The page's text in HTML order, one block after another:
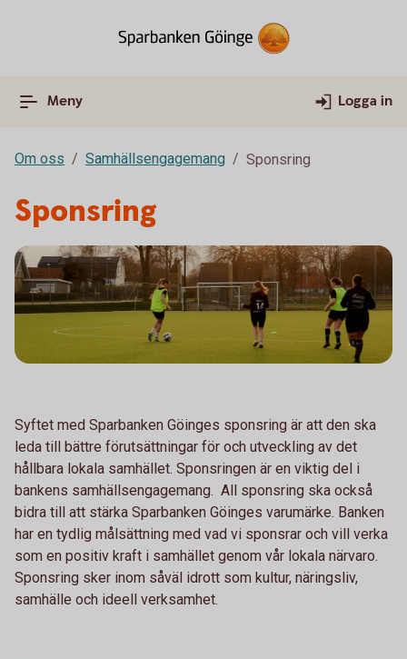
Meny Logga in
Om oss Samhällsengagemang Sponsring
Sponsring
Syftet med Sparbanken Göinges sponsring är att den ska
leda till bättre förutsättningar för och utveckling av det
hållbara lokala samhället. Sponsringen är en viktig del i
bankens samhällsengagemang. All sponsring ska också
bidra till att stärka Sparbanken Göinges varumärke. Banken
har en tydlig målsättning med vad vi sponsrar och vill verka
som en positiv kraft i samhället genom vår lokala närvaro.
Sponsring sker inom såväl idrott som kultur, näringsliv,
samhälle och ideell verksamhet.